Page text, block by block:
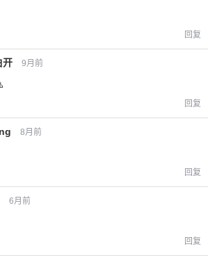
回复
开 9月前
回复
8月前
回复
6月前
回复